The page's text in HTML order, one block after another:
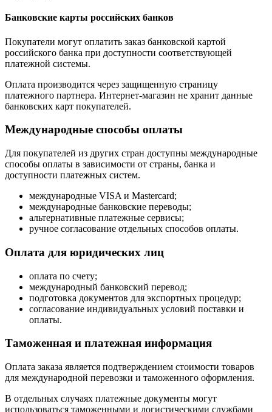
Банковские карты российских банков
Покупатели могут оплатить заказ банковской картой
российского банка при доступности соответствующей
платежной системы.
Оплата производится через защищенную страницу
платежного партнера. Интернет-магазин не хранит данные
банковских карт покупателей.
Международные способы оплаты
Для покупателей из других стран доступны международные
способы оплаты в зависимости от страны, банка и
доступности платежных систем.
международные VISA и Mastercard;
международные банковские переводы;
альтернативные платежные сервисы;
ручное согласование отдельных способов оплаты.
Оплата для юридических лиц
оплата по счету;
международный банковский перевод;
подготовка документов для экспортных процедур;
согласование индивидуальных условий поставки и
оплаты.
Таможенная и платежная информация
Оплата заказа является подтверждением стоимости товаров
для международной перевозки и таможенного оформления.
В отдельных случаях платежные документы могут
использоваться таможенными и логистическими службами